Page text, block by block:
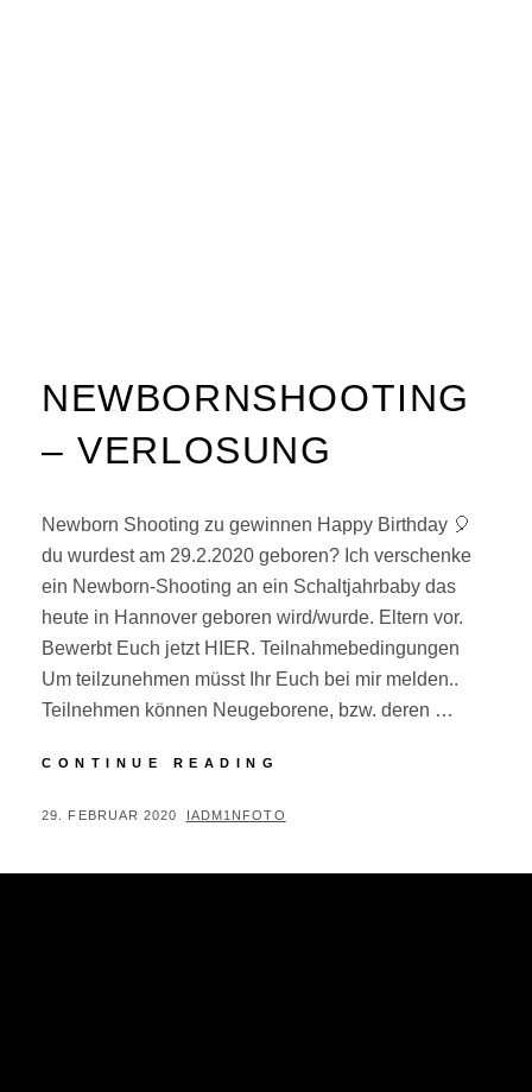
NEWBORNSHOOTING
– VERLOSUNG
Newborn Shooting zu gewinnen Happy Birthday 🎈
du wurdest am 29.2.2020 geboren? Ich verschenke
ein Newborn-Shooting an ein Schaltjahrbaby das
heute in Hannover geboren wird/wurde. Eltern vor.
Bewerbt Euch jetzt HIER. Teilnahmebedingungen
Um teilzunehmen müsst Ihr Euch bei mir melden..
Teilnehmen können Neugeborene, bzw. deren …
CONTINUE READING
VERLOSUNG
POSTED
29. FEBRUAR 2020 BY
IADM1NFOTO